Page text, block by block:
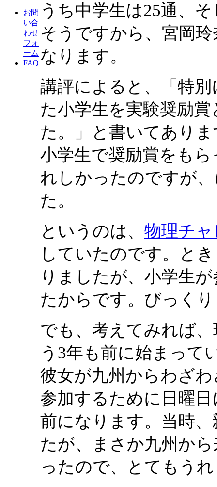
お問
い合
わせ
フォ
ーム
FAQ
うち中学生は25通、
そうですから、宮岡
なります。
講評によると、「特
た小学生を実験奨励
た。」と書いてあり
小学生で奨励賞をも
れしかったのですが
た。
というのは、 物理チ
していたのです。と
りましたが、小学生
たからです。びっく
でも、考えてみれば
う3年も前に始まって
彼女が九州からわざ
参加するために日曜
前になります。当時
たが、まさか九州か
ったので、とてもう